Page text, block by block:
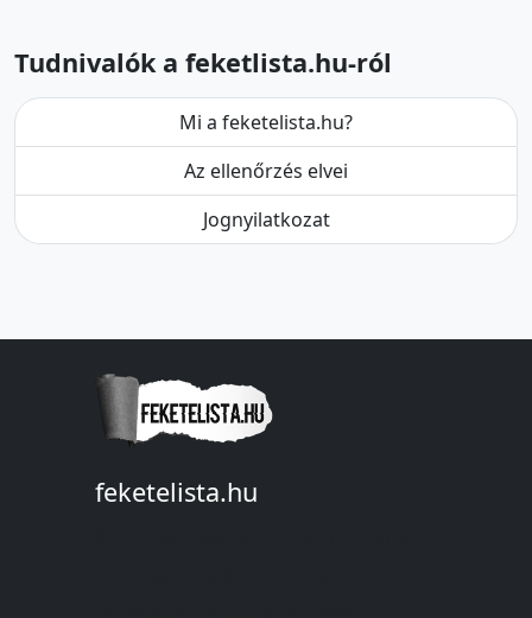
Tudnivalók a feketlista.hu-ról
Mi a feketelista.hu?
Az ellenőrzés elvei
Jognyilatkozat
feketelista.hu